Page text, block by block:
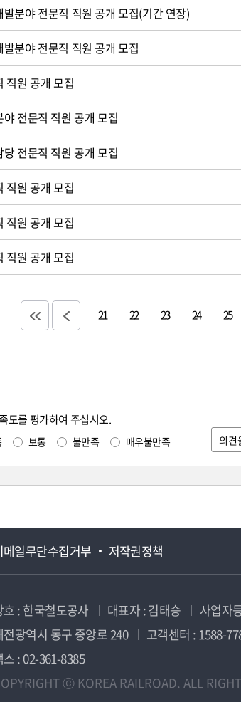
발분야 전문직 직원 공개 모집(기간 연장)
발분야 전문직 직원 공개 모집
직원 공개 모집
야 전문직 직원 공개 모집
당 전문직 직원 공개 모집
직원 공개 모집
직원 공개 모집
직원 공개 모집
21 22 23 24 25
도를 평가하여 주십시오.
보통 불만족 매우불만족
메일무단수집거부 저작권정책
호 : 한국철도공사 대표자 : 김태승 사업자
전광역시 동구 중앙로 240
고객센터 : 1588-
스 : 02-361-8385
ⓒ KOREA RAILROAD. ALL